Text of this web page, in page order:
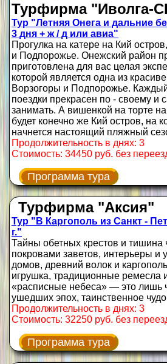
Турфирма "Иволга-
Тур "Летняя Онега и дальние
3 дня + ж / д или авиа"
Прогулка на катере на Кий
и Подпорожье. Онежский район
приготовлена для вас целая
которой является одна из
Ворзогоры и Подпорожье.
поездки прекрасен по - своему и
занимать. А вишенкой на торте
будет конечно же Кий остров, на
начнется настоящий пляжный
Продолжительность в днях: 3
Стоимость: 34450 руб. без
Программа тура
Турфирма "Аксия"
Тур "В Каргополь из Санкт -
г."
Тайны обетных крестов и тишина
покровами заветов, интерьеры и
домов, древний волок и
игрушка, традиционные ремесла
«расписные небеса» — это лишь
ушедших эпох, таинственное
Продолжительность в днях: 3
Стоимость: 32250 руб. без
Программа тура